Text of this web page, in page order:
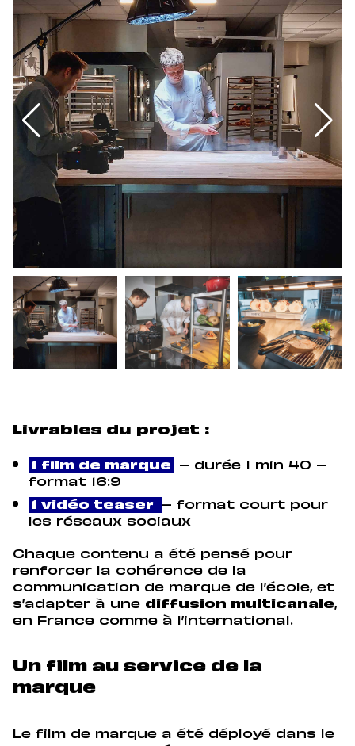
Livrables du projet :
1 film de marque
– durée 1 min 40 –
format 16:9
1 vidéo teaser
– format court pour
les réseaux sociaux
Chaque contenu a été pensé pour
renforcer la cohérence de la
communication de marque de l’école, et
s’adapter à une diffusion multicanale,
en France comme à l’international.
Un film au service de la
marque
Le film de marque a été déployé dans le